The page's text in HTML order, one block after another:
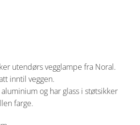
utendørs vegglampe fra Noral.
inntil veggen.
og har glass i støtsikker
farge.